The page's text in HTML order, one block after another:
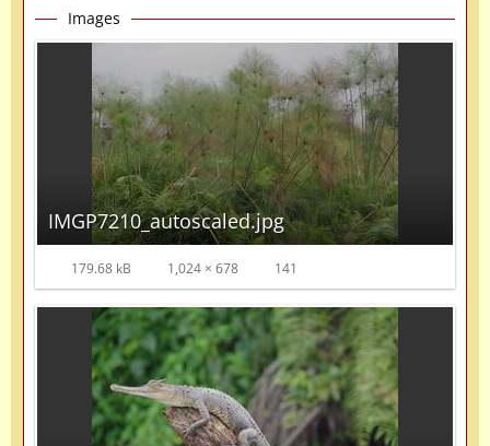
Images
IMGP7210_autoscaled.jpg
179.68 kB 1,024 × 678 141